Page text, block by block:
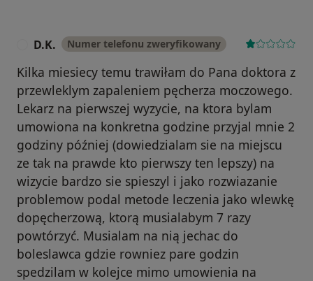
D.K. Numer telefonu zweryfikowany
Kilka miesiecy temu trawiłam do Pana doktora z
przewleklym zapaleniem pęcherza moczowego.
Lekarz na pierwszej wyzycie, na ktora bylam
umowiona na konkretna godzine przyjal mnie 2
godziny później (dowiedzialam sie na miejscu
ze tak na prawde kto pierwszy ten lepszy) na
wizycie bardzo sie spieszyl i jako rozwiazanie
problemow podal metode leczenia jako wlewkę
dopęcherzową, ktorą musialabym 7 razy
powtórzyć. Musialam na nią jechac do
boleslawca gdzie rowniez pare godzin
spedzilam w kolejce mimo umowienia na